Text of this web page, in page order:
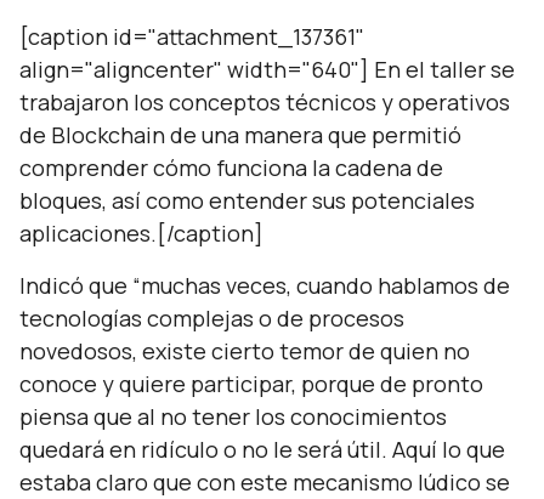
[caption id="attachment_137361"
align="aligncenter" width="640"] En el taller se
trabajaron los conceptos técnicos y operativos
de Blockchain de una manera que permitió
comprender cómo funciona la cadena de
bloques, así como entender sus potenciales
aplicaciones.[/caption]
Indicó que “muchas veces, cuando hablamos de
tecnologías complejas o de procesos
novedosos, existe cierto temor de quien no
conoce y quiere participar, porque de pronto
piensa que al no tener los conocimientos
quedará en ridículo o no le será útil. Aquí lo que
estaba claro que con este mecanismo lúdico se